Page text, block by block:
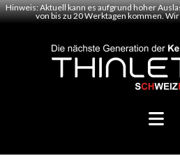
Hinweis: Aktuell kann es aufgrund hoher
von bis zu 20 Werktagen kommen.